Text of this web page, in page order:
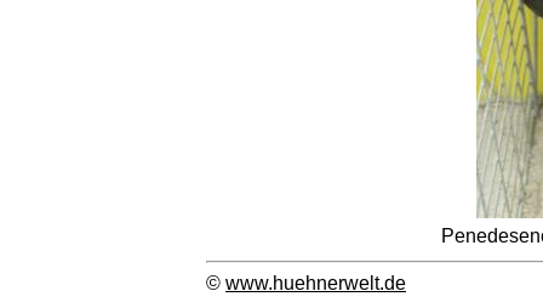
© www.huehnerwelt.de